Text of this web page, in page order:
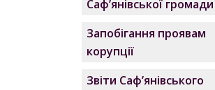
Саф’янівської громади
Запобігання проявам
корупції
Звіти Саф’янівського